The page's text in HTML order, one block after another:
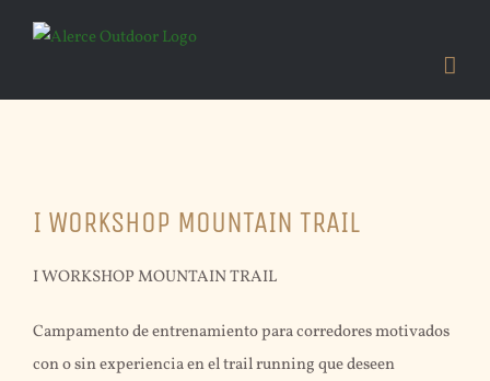
Larger
I WORKSHOP MOUNTAIN TRAIL
I WORKSHOP MOUNTAIN TRAIL
Campamento de entrenamiento para corredores motivados
con o sin experiencia en el trail running que deseen